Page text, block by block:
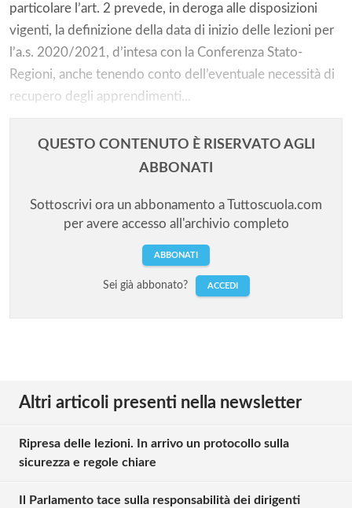
particolare l’art. 2 prevede, in deroga alle disposizioni
vigenti, la definizione della data di inizio delle lezioni per
l’a.s. 2020/2021, d’intesa con la Conferenza Stato-
Regioni, anche tenendo conto dell’eventuale necessità di
recupero degli apprendimenti...
QUESTO CONTENUTO È RISERVATO AGLI
ABBONATI
Sottoscrivi ora un abbonamento a Tuttoscuola.com
per avere accesso all'archivio completo
ABBONATI
Sei già abbonato? ACCEDI
Altri articoli presenti nella newsletter
Ripresa delle lezioni. In arrivo un protocollo sulla
sicurezza e regole chiare
Il Parlamento tace sulla responsabilità dei dirigenti